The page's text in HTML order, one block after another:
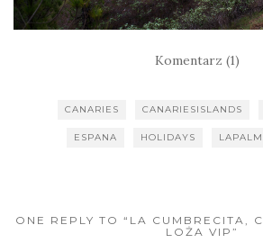
Komentarz (1)
CANARIES CANARIESISLANDS
ESPANA HOLIDAYS
ONE REPLY TO “LA CUMBRECITA,
LOŻA VIP”